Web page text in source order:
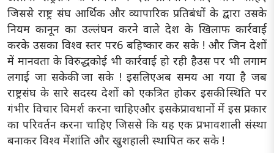
जिससे राष्ट्र संघ आर्थिक और व्यापारिक प्रतिबंधों के द्वारा उसके
नियम कानून का उल्लंघन करने वाले देश के खिलाफ कार्रवाई
करके उसका विश्व स्तर पर6 बहिष्कार कर सके ! और जिन देशों
में मानवता के विरुद्धकोई भी कार्रवाई हो रही हैउस पर भी लगाम
लगाई जा सकेकी जा सके ! इसलिएअब समय आ गया है जब
राष्ट्रसंघ के सारे सदस्य देशों को एकत्रित होकर इसकी स्थिति पर
गंभीर विचार विमर्श करना चाहिएऔर इसकेप्रावधानों में इस प्रकार
का परिवर्तन करना चाहिए जिससे कि यह एक प्रभावशाली संस्था
बनाकर विश्व मेंशांति और खुशहाली स्थापित कर सके !